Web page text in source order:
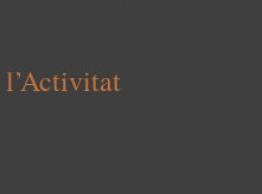
l’Activitat